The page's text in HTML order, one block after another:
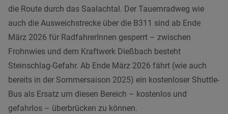
die Route durch das Saalachtal. Der Tauernradweg wie
auch die Ausweichstrecke über die B311 sind ab Ende
März 2026 für RadfahrerInnen gesperrt – zwischen
Frohnwies und dem Kraftwerk Dießbach besteht
Steinschlag-Gefahr. Ab Ende März 2026 fährt (wie auch
bereits in der Sommersaison 2025) ein kostenloser Shuttle-
Bus als Ersatz um diesen Bereich – kostenlos und
gefahrlos – überbrücken zu können.